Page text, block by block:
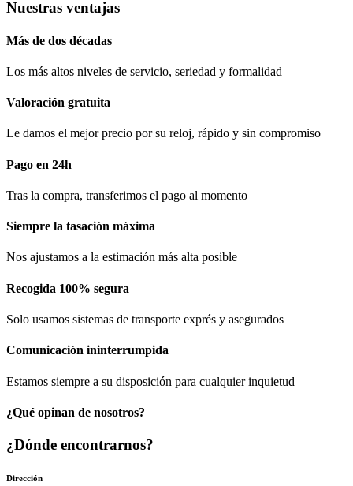
Nuestras ventajas
Más de dos décadas
Los más altos niveles de servicio, seriedad y formalidad​
Valoración gratuita
Le damos el mejor precio por su reloj, rápido y sin compromiso
Pago en 24h
Tras la compra, transferimos el pago al momento
Siempre la tasación máxima
Nos ajustamos a la estimación más alta posible
Recogida 100% segura​
Solo usamos sistemas de transporte exprés y asegurados
Comunicación​ ininterrumpida
Estamos siempre a su disposición para cualquier inquietud
¿Qué opinan de nosotros?
¿Dónde encontrarnos?
Dirección